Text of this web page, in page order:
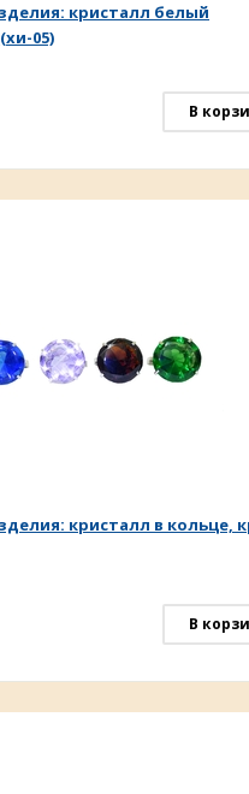
кристалл белый
05)
В
кристалл в кольце,
В